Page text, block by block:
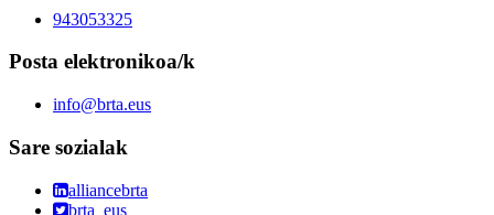
943053325
Posta elektronikoa/k
info@brta.eus
Sare sozialak
alliancebrta
brta_eus